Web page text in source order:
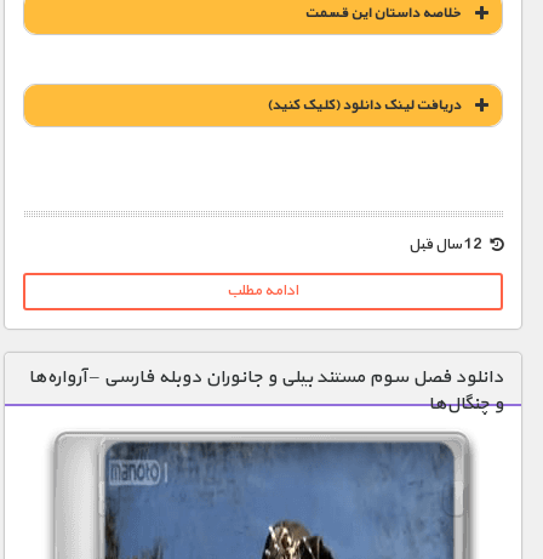
خلاصه داستان این قسمت
دریافت لينک دانلود (کليک کنيد)
ادامه مطلب
دانلود فصل سوم مستند بیلی و جانوران دوبله فارسی – آرواره‌ها
و چنگال‌ها